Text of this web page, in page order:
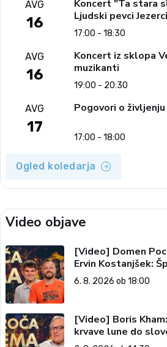
AVG
16
Koncert "Ta stara
Ljudski pevci Jezerci
17:00 - 18:30
AVG
16
Koncert iz sklopa
muzikanti
19:00 - 20:30
AVG
17
Pogovori o
17:00 - 18:00
Ogled koledarja
Video objave
[Video] Domen
Ervin Kostanjšek:
tema, 6. 8. 2026)
6. 8. 2026 ob 18:00
[Video] Boris
krvave lune do
vesolju (Vroča